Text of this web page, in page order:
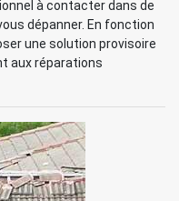
à contacter dans de
dépanner. En fonction
une solution provisoire
aux réparations